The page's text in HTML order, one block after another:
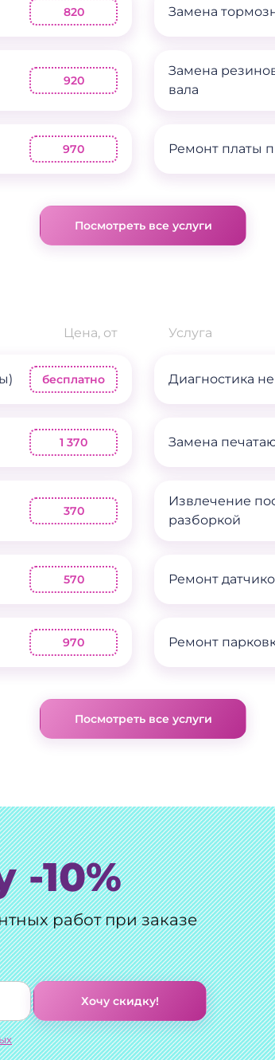
820 Замена
920
Замена
вала
970 Ремонт платы
Посмотреть все услуги
Цена, от Услуга
бесплатно Диагностика
1 370 Замена
370
Извлечение
разборкой
570 Ремонт
970 Ремонт
Посмотреть все услуги
-10%
работ при заказе
Хочу скидку!